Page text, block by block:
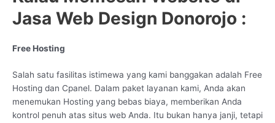
Jasa Web Design Donorojo :
Free Hosting
Salah satu fasilitas istimewa yang kami banggakan adalah Free
Hosting dan Cpanel. Dalam paket layanan kami, Anda akan
menemukan Hosting yang bebas biaya, memberikan Anda
kontrol penuh atas situs web Anda. Itu bukan hanya janji, tetapi